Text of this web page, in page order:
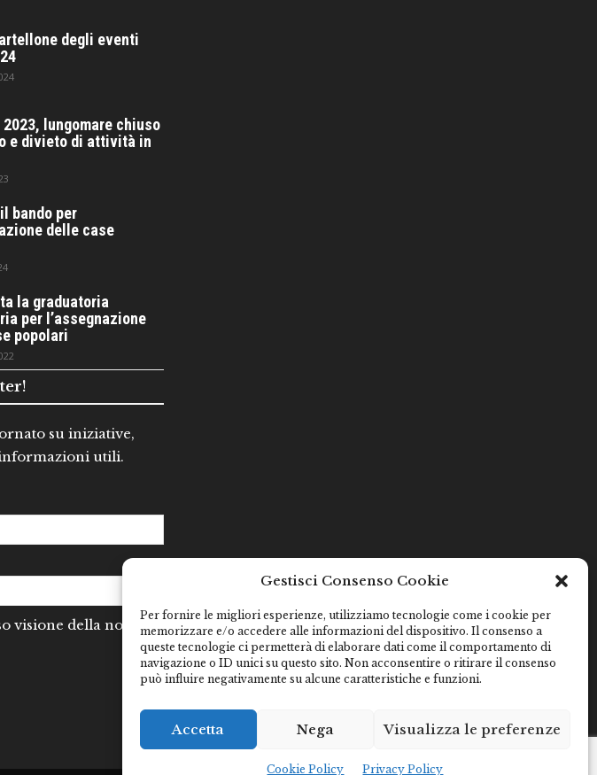
Gestisci Consenso Cookie
Per fornire le migliori esperienze, utilizziamo tecnologie come i cookie per
memorizzare e/o accedere alle informazioni del dispositivo. Il consenso a
queste tecnologie ci permetterà di elaborare dati come il comportamento di
navigazione o ID unici su questo sito. Non acconsentire o ritirare il consenso
può influire negativamente su alcune caratteristiche e funzioni.
Accetta Nega Visualizza le preferenze
Cookie Policy Privacy Policy
degli eventi
2023, lungomare chiuso
e divieto di attività in
bando per
delle case
la graduatoria
per l’assegnazione
popolari
su iniziative,
utili.
visione della nostra